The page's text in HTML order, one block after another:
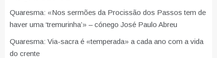
Quaresma: «Nos sermões da Procissão dos Passos tem de
haver uma ‘tremurinha’» – cónego José Paulo Abreu
Quaresma: Via-sacra é «temperada» a cada ano com a vida
do crente